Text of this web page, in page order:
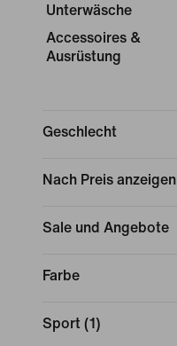
Unterwäsche
Accessoires &
Ausrüstung
Geschlecht
Nach Preis anzeigen
Sale und Angebote
Farbe
Sport (1)